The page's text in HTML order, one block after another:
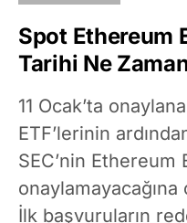
Spot Ethereum
Tarihi Ne
11 Ocak’ta
ETF’lerinin
SEC’nin Ethereum
İlk başvuruların